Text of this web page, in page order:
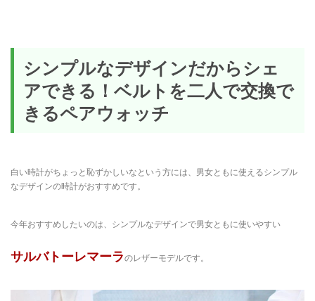
シンプルなデザインだからシェ
アできる！ベルトを二人で交換で
きるペアウォッチ
白い時計がちょっと恥ずかしいなという方には、男女ともに使えるシンプル
なデザインの時計がおすすめです。
今年おすすめしたいのは、シンプルなデザインで男女ともに使いやすい
サルバトーレマーラのレザーモデルです。